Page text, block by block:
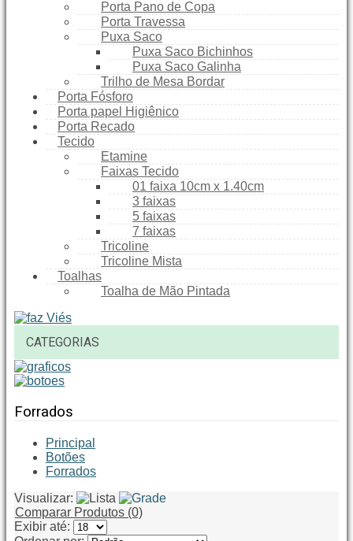
Porta Pano de Copa
Porta Travessa
Puxa Saco
Puxa Saco Bichinhos
Puxa Saco Galinha
Trilho de Mesa Bordar
Porta Fósforo
Porta papel Higiênico
Porta Recado
Tecido
Etamine
Faixas Tecido
01 faixa 10cm x 1.40cm
3 faixas
5 faixas
7 faixas
Tricoline
Tricoline Mista
Toalhas
Toalha de Mão Pintada
CATEGORIAS
Forrados
Principal
Botões
Forrados
Visualizar:
Comparar Produtos (0)
Exibir até: